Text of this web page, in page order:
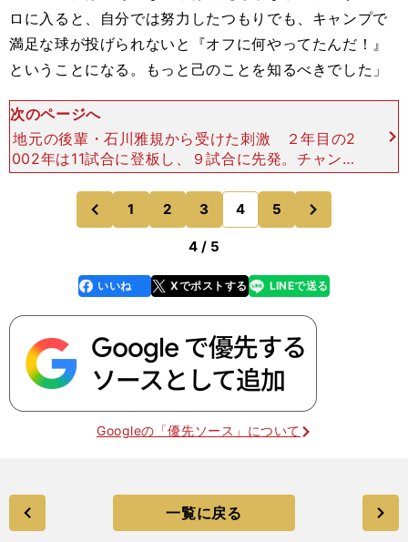
ロに入ると、自分では努力したつもりでも、キャンプで
満足な球が投げられないと『オフに何やってたんだ！』
ということになる。もっと己のことを知るべきでした」
次のページへ
地元の後輩・石川雅規から受けた刺激 ２年目の2
002年は11試合に登板し、９試合に先発。チャンス
はもらったが、フォーム変更など試行錯誤が続き、
３勝２敗という成績に終わった。当時を鎌田は「い
ろんなとこ
前
のページへ
1 2 3 4 5
のページへ
4 / 5
faceboo
k
いいね Xでポストする
line LINEで送る
Googleの「優先ソース」について
一覧に戻る